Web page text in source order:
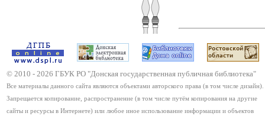
© 2010 - 2026 ГБУК РО "Донская государственная публичная библиотека"
Все материалы данного сайта являются объектами авторского права (в том числе дизайн).
Запрещается копирование, распространение (в том числе путём копирования на другие
сайты и ресурсы в Интернете) или любое иное использование информации и объектов